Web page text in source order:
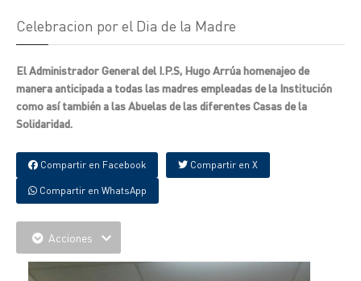
Celebracion por el Dia de la Madre
El Administrador General del I.P.S, Hugo Arrúa homenajeo de
manera anticipada a todas las madres empleadas de la Institución
como así también a las Abuelas de las diferentes Casas de la
Solidaridad.
Compartir en Facebook Compartir en X
Compartir en WhatsApp
Acciones